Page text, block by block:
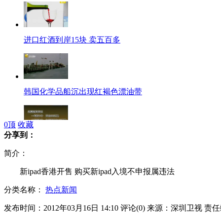
进口红酒到岸15块 卖五百多
韩国化学品船沉出现红褐色漂油带
水下盗贼窃意大利触礁游轮大钟
0顶 收藏
分享到：
简介：
新ipad香港开售 购买新ipad入境不申报属违法
分类名称： 热点新闻
发布时间：2012年03月16日 14:10 评论(0) 来源：深圳卫视 责